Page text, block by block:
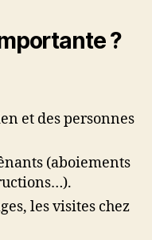
?
et des personnes
(aboiements
les visites chez